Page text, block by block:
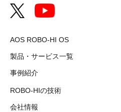
AOS ROBO-HI OS
製品・サービス一覧
事例紹介
ROBO-HIの技術
会社情報